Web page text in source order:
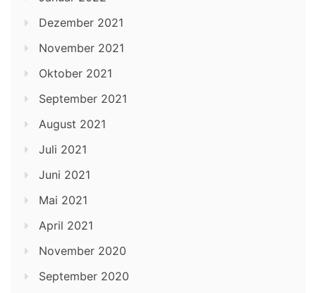
Dezember 2021
November 2021
Oktober 2021
September 2021
August 2021
Juli 2021
Juni 2021
Mai 2021
April 2021
November 2020
September 2020